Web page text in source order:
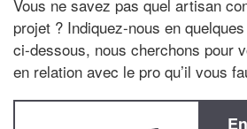
Vous ne savez pas quel artisan
projet ? Indiquez-nous en
ci-dessous, nous cherchons pour
en relation avec le pro qu’il vous